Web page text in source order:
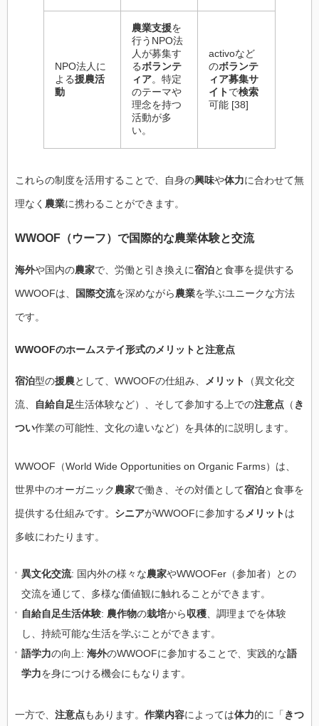
NPO法人に
よる援農活
動
農業支援を
行うNPO法
人が募集す
るボランテ
ィア。特定
のテーマや
理念を持つ
活動が多
い。
activoなど
のボランテ
ィア募集サ
イトで検索
可能 [38]
これらの制度を活用することで、自身の興味や体力に合わせて無
理なく 農業に携わることができます。
WWOOF（ウーフ）で国際的な農業体験と交流
海外や国内の農家で、労働と引き換えに宿泊と食事を提供する
WWOOFは、 国際交流を深めながら農業を学ぶユニークな方法
です。
WWOOFのホームステイ形式のメリット と注意点
宿泊型の援農として、WWOOFの仕組み、 メリット （異文化交
流、 自給自足生活体験など）、そして参加する上での注意点 （ き
つい作業の可能性、文化の違いなど）を具体的に説明します。
WWOOF（World Wide Opportunities on Organic Farms）は、
世界中のオーガニック農家で働き、その対価として宿泊と食事を
提供する仕組みです。 シニアがWWOOFに参加するメリットは
多岐にわたります。
異文化交流: 国内外の様々な農家やWWOOFer（参加者）との
交流を通じて、多様な価値観に触れることができます。
自給自足生活体験: 農作物の栽培から収穫、調理までを体験
し、持続可能な生活を学ぶことができます。
語学力の向上: 海外のWWOOFに参加することで、実践的な語
学力を身につける機会にもなります。
一方で、 注意点もあります。 作業内容によっては体力的に「 きつ